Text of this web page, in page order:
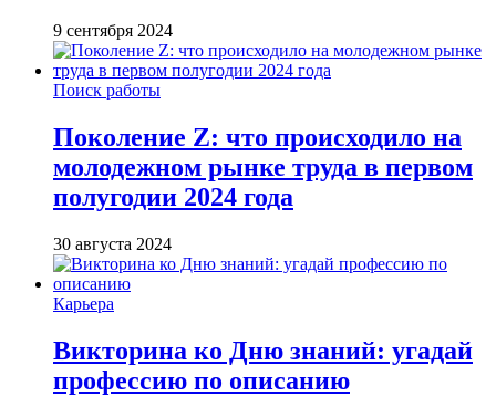
9 сентября 2024
Поиск работы
Поколение Z: что происходило на
молодежном рынке труда в первом
полугодии 2024 года
30 августа 2024
Карьера
Викторина ко Дню знаний: угадай
профессию по описанию